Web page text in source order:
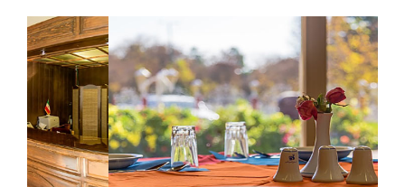
هتل
های
شیراز
هتل
های
تبریز